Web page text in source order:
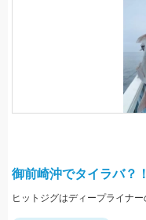
御前崎沖でタイラバ？！